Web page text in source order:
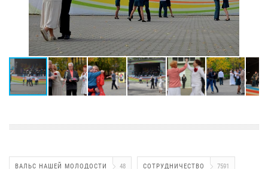
ВАЛЬС НАШЕЙ МОЛОДОСТИ 48 СОТРУДНИЧЕСТВО 7591